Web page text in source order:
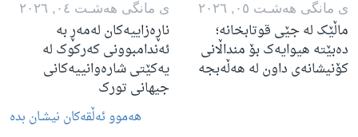
ی مانگی هه‌شـت ٠٥, ٢٠٢٦
ماڵێک لە جێی قوتابخانە؛
دەبێتە هیوایەک بۆ منداڵانی
کۆنیشانەی داون لە هەڵەبجە
ی مانگی هه‌شـت ٠٤, ٢٠٢٦
ناڕەزاییەکان لەمەڕ بە
ئەندامبوونی کەرکوک لە
یەکێتی شارەوانییەکانی
جیهانی تورک
هه‌موو ئه‌ڵقه‌کان نیشـان بده‌